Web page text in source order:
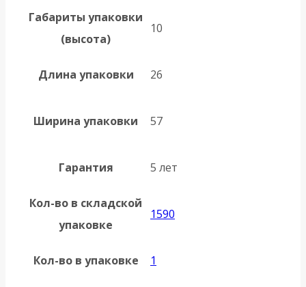
Габариты упаковки
(высота)
10
Длина упаковки 26
Ширина упаковки 57
Гарантия 5 лет
Кол-во в складской
упаковке
1590
Кол-во в упаковке 1